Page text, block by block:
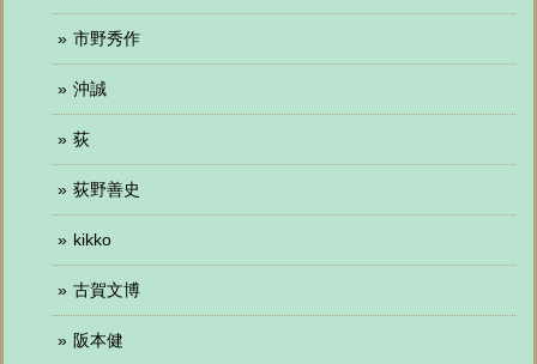
市野秀作
沖誠
荻
荻野善史
kikko
古賀文博
阪本健